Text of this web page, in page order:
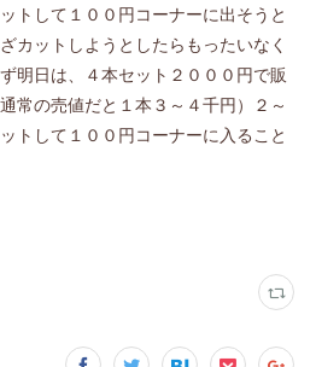
トして１００円コーナーに出そうと
カットしようとしたらもったいなく
明日は、４本セット２０００円で販
常の売値だと１本３～４千円）２～
トして１００円コーナーに入ること